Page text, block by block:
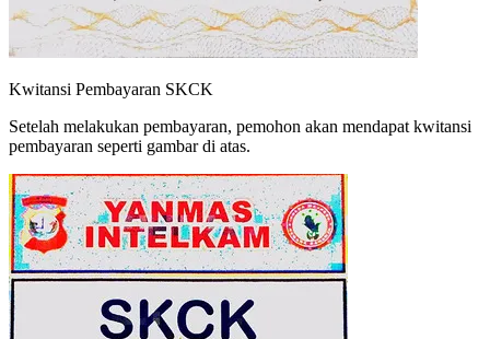
Kwitansi Pembayaran SKCK
Setelah melakukan pembayaran, pemohon akan mendapat kwitansi
pembayaran seperti gambar di atas.